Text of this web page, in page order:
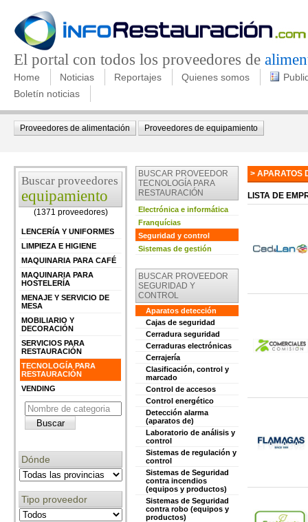
El portal con todos los proveedores de
Home Noticias Reportajes Quienes somos
Boletín noticias
Proveedores de alimentación Proveedores de equipamiento
Buscar proveedores
equipamiento
(1371 proveedores)
LENCERÍA Y UNIFORMES
LIMPIEZA E HIGIENE
MAQUINARIA PARA CAFÉ
MAQUINARIA PARA
HOSTELERÍA
MENAJE Y SERVICIO DE
MESA
MOBILIARIO Y
DECORACIÓN
SERVICIOS PARA
RESTAURACIÓN
TECNOLOGÍA PARA
RESTAURACIÓN
VENDING
Dónde
Tipo proveedor
BUSCAR PROVEEDOR
TECNOLOGÍA PARA
RESTAURACIÓN
Electrónica e informática
Franquícias
Seguridad y control
Sistemas de gestión
BUSCAR PROVEEDOR
SEGURIDAD Y
CONTROL
Aparatos detección
Cajas de seguridad
Cerradura seguridad
Cerraduras electrónicas
Cerrajería
Clasificación, control y
marcado
Control de accesos
Control energético
Detección alarma
(aparatos de)
Laboratorio de análisis y
control
Sistemas de regulación y
control
Sistemas de Seguridad
contra incendios
(equipos y productos)
Sistemas de Seguridad
contra robo (equipos y
productos)
> APARATOS
LISTA DE